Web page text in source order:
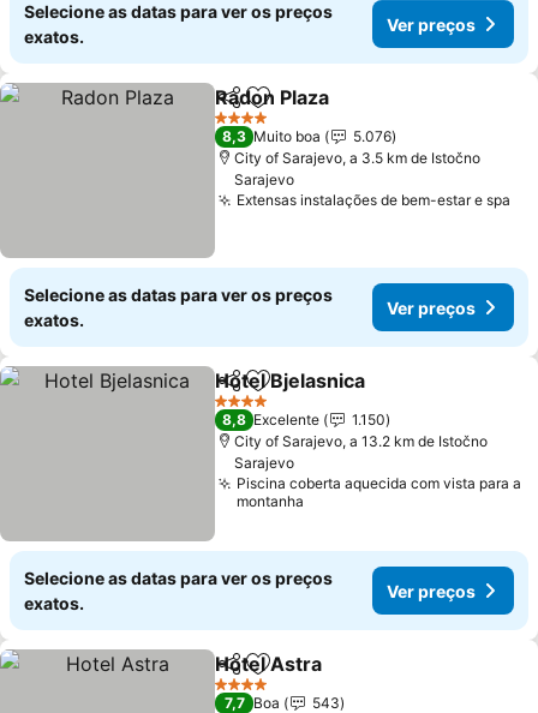
Selecione as datas para ver os preços
exatos.
Ver preços
PartilharAdicionar aos favoritos
Radon Plaza
4 Estrelas
8,3 Muito boa
5.076
City of Sarajevo, a 3.5 km de Istočno
Sarajevo
Extensas instalações de bem-estar e spa
Selecione as datas para ver os preços
exatos.
Ver preços
PartilharAdicionar aos favoritos
Hotel Bjelasnica
4 Estrelas
8,8 Excelente
1.150
City of Sarajevo, a 13.2 km de Istočno
Sarajevo
Piscina coberta aquecida com vista para a
montanha
Selecione as datas para ver os preços
exatos.
Ver preços
PartilharAdicionar aos favoritos
Hotel Astra
4 Estrelas
7,7 Boa
543